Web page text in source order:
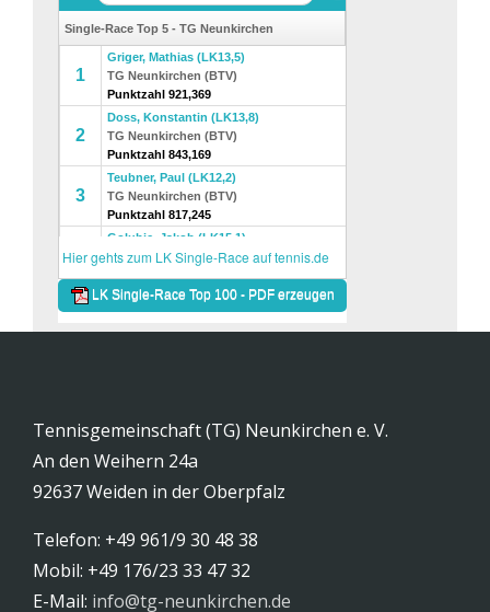
Tennisgemeinschaft (TG) Neunkirchen e. V.
An den Weihern 24a
92637 Weiden in der Oberpfalz
Telefon: +49 961/9 30 48 38
Mobil: +49 176/23 33 47 32
E-Mail: info@tg-neunkirchen.de